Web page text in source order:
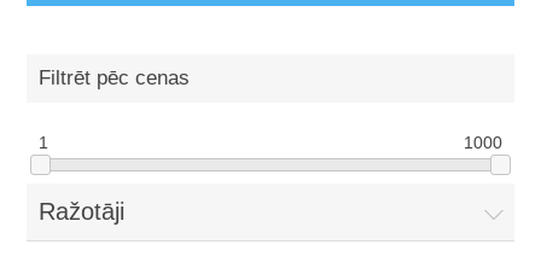
Filtrēt pēc cenas
1 1000
Ražotāji